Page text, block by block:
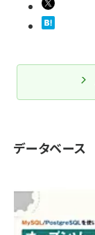
データベース